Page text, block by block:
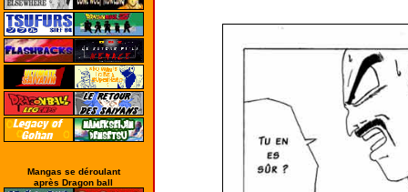
Mangas se déroulant
après Dragon ball